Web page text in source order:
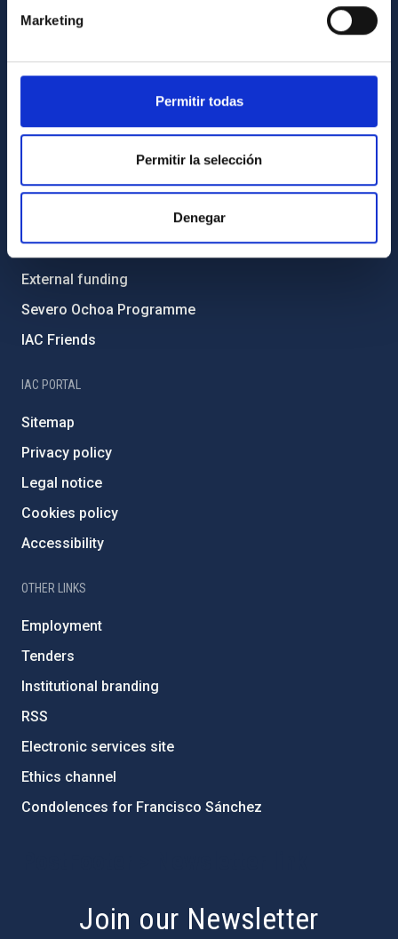
Marketing
Permitir todas
Permitir la selección
Denegar
ABOUT THE IAC
Legislation
Code of ethics and anti-fraud policy
Gender equality and diversity
Environment and Sustainability
IAC Projects
External funding
Severo Ochoa Programme
IAC Friends
IAC PORTAL
Sitemap
Privacy policy
Legal notice
Cookies policy
Accessibility
OTHER LINKS
Employment
Tenders
Institutional branding
RSS
Electronic services site
Ethics channel
Condolences for Francisco Sánchez
Join our Newsletter